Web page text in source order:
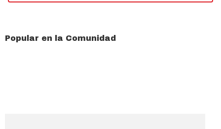
Popular en la Comunidad